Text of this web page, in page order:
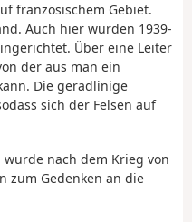
französischem Gebiet.
Auch hier wurden 1939-
Über eine Leiter
der aus man ein
Die geradlinige
sich der Felsen auf
wurde nach dem Krieg von
zum Gedenken an die